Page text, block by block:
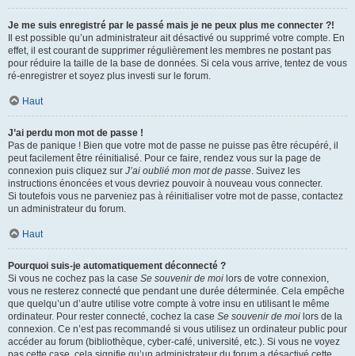
Je me suis enregistré par le passé mais je ne peux plus me connecter ?!
Il est possible qu’un administrateur ait désactivé ou supprimé votre compte. En
effet, il est courant de supprimer régulièrement les membres ne postant pas
pour réduire la taille de la base de données. Si cela vous arrive, tentez de vous
ré-enregistrer et soyez plus investi sur le forum.
Haut
J’ai perdu mon mot de passe !
Pas de panique ! Bien que votre mot de passe ne puisse pas être récupéré, il
peut facilement être réinitialisé. Pour ce faire, rendez vous sur la page de
connexion puis cliquez sur J’ai oublié mon mot de passe. Suivez les
instructions énoncées et vous devriez pouvoir à nouveau vous connecter.
Si toutefois vous ne parveniez pas à réinitialiser votre mot de passe, contactez
un administrateur du forum.
Haut
Pourquoi suis-je automatiquement déconnecté ?
Si vous ne cochez pas la case Se souvenir de moi lors de votre connexion,
vous ne resterez connecté que pendant une durée déterminée. Cela empêche
que quelqu’un d’autre utilise votre compte à votre insu en utilisant le même
ordinateur. Pour rester connecté, cochez la case Se souvenir de moi lors de la
connexion. Ce n’est pas recommandé si vous utilisez un ordinateur public pour
accéder au forum (bibliothèque, cyber-café, université, etc.). Si vous ne voyez